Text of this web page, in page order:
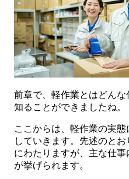
前章で、軽作業とはどん
知ることができましたね。
ここからは、軽作業の実
していきます。先述のと
にわたりますが、主な仕
が挙げられます。